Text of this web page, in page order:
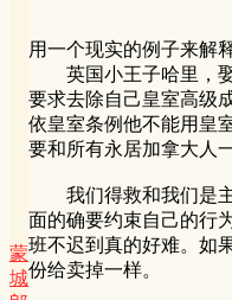
蒙
城
用一个现实的例子来解
英国小王子哈里，娶
要求去除自己皇室高级
依皇室条例他不能用皇
要和所有永居加拿大人
我们得救和我们是主
面的确要约束自己的行
班不迟到真的好难。如
份给卖掉一样。